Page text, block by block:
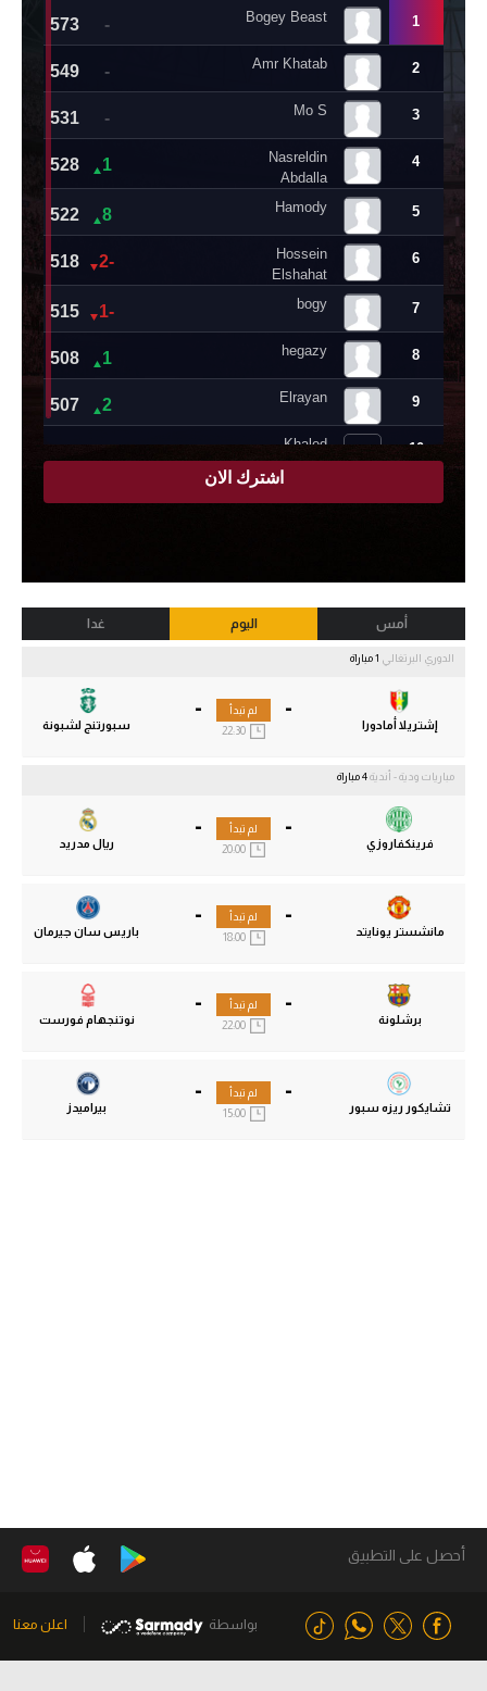
أمس اليوم غدا
الدوري البرتغالي
-
إشتريلا أمادورا
-
سبورتنج لشبونة
لم تبدأ
مباريات ودية - أندية
-
فرينكفاروزي
-
ريال مدريد
لم تبدأ
-
مانشستر يونايتد
-
باريس سان جيرمان
لم تبدأ
18:00
-
برشلونة
-
نوتنجهام فورست
لم تبدأ
-
تشايكور ريزه سبور
-
بيراميدز
لم تبدأ
15:00
أحصل على التطبيق
بواسطة اعلن معنا